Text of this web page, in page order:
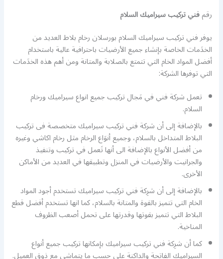
رقمفني تركيب سيراميك السلام
يوفر فني تركيب سيراميك السلام بورسلان رخام بلاط العديد من
الخدَمات الخاصة بإنشاء جميع الأرضيات باحترافية عالية باستخدام
أفضل المواد الخام التي تتمتع بالصلابة والمتانة ومن أهم هذه الخدَمات
التي توفرها الشركة:
تعمل شركة فني في مَجال تركيب جميع انواع سيراميك ورخام
السلام.
بالإضافة إلى أن شركة فني تركيب سيراميك متخصصة فى تركيب
البلاط المتداخل بالسلام، وجميع أنوَاع الرخام مثل رخام اكاشي وغيره
من أفضل الأنواع بالإضافة الى أنها تَعمل في تركيب وتنفيذ
والجرانيت والأرضيات في المنزل وتطبيقها في العديد من الأماكن
الأخرى.
بالإضافة إلى أن شرِكة فني تركيب سيراميك تستخدم أجود المواد
الخام التي تتميز بالقوة والمتانة بالسلام، كما انها تستخدم أفضل قطع
البلاط التي تتميز بقوتها وقدرتها على تحمل أصعب الظروف
المناخية.
كما أن شرِكة فني تركيب سيراميك بإمكانها تركيب جميع أنواع
السيراميك الفاتحة والداكنة على حسب ما يتماشى مع ذوق العميل.